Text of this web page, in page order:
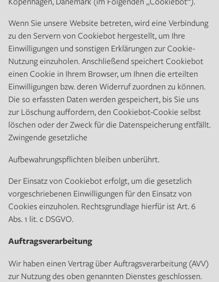
Wenn Sie unsere Website betreten, wird eine Verbindung
zu den Servern von Cookiebot hergestellt, um Ihre
Einwilligungen und sonstigen Erklärungen zur Cookie-
Nutzung einzuholen. Anschließend speichert Cookiebot
einen Cookie in Ihrem Browser, um Ihnen die erteilten
Einwilligungen bzw. deren Widerruf zuordnen zu können.
Die so erfassten Daten werden gespeichert, bis Sie uns
zur Löschung auffordern, den Cookiebot-Cookie selbst
löschen oder der Zweck für die Datenspeicherung entfällt.
Zwingende gesetzliche
Aufbewahrungspflichten bleiben unberührt.
Der Einsatz von Cookiebot erfolgt, um die gesetzlich
vorgeschriebenen Einwilligungen für den Einsatz von
Cookies einzuholen. Rechtsgrundlage hierfür ist Art. 6
Abs. 1 lit. c DSGVO.
Auftragsverarbeitung
Wir haben einen Vertrag über Auftragsverarbeitung (AVV)
zur Nutzung des oben genannten Dienstes geschlossen.